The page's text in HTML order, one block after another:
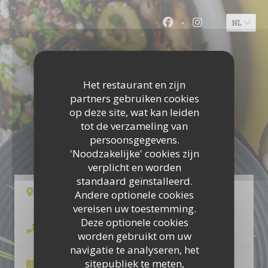
Cookies beheer paneel
Het restaurant en zijn
partners gebruiken cookies
op deze site, wat kan leiden
tot de verzameling van
persoonsgegevens.
'Noodzakelijke' cookies zijn
verplicht en worden
standaard geïnstalleerd.
Andere optionele cookies
vereisen uw toestemming.
Deze optionele cookies
worden gebruikt om uw
navigatie te analyseren, het
sitepubliek te meten,
NL
Facebook ((opent
Instagram
LA MAMA
21 rue des remparts 33000 Bordeaux((opent in een nieuw
05 56 44 67 87